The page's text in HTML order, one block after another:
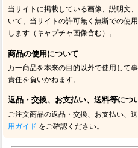
当サイトに掲載している画像、説明文
いて、当サイトの許可無く無断での使
します（キャプチャ画像含む）。
商品の使用について
万一商品を本来の目的以外で使用して
責任を負いかねます。
返品・交換、お支払い、送料等につ
ご注文商品の返品・交換、お支払い、
用ガイド をご確認ください。